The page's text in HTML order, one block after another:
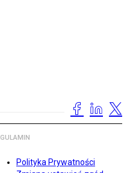
Polityka Prywatności